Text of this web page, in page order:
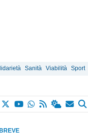
Sanità Viabilità Sport
BREVE